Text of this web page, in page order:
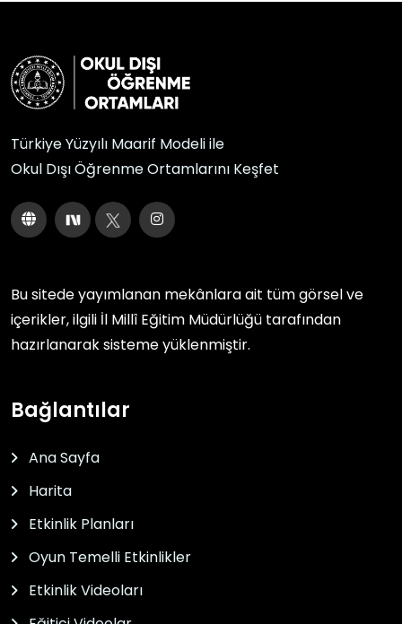
Türkiye Yüzyılı Maarif Modeli ile
Okul Dışı Öğrenme Ortamlarını Keşfet
Bu sitede yayımlanan mekânlara ait tüm görsel ve
içerikler, ilgili İl Millî Eğitim Müdürlüğü tarafından
hazırlanarak sisteme yüklenmiştir.
Bağlantılar
Ana Sayfa
Harita
Etkinlik Planları
Oyun Temelli Etkinlikler
Etkinlik Videoları